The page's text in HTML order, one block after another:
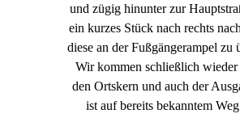
und zügig hinunter zur
ein kurzes Stück nach rechts
diese an der Fußgängerampel zu
Wir kommen schließlich
den Ortskern und auch der
ist auf bereits bekanntem